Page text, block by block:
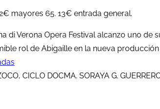
mayores 65. 13€ entrada general.
di Verona Opera Festival alcanzo uno
rol de Abigaille en la nueva producción